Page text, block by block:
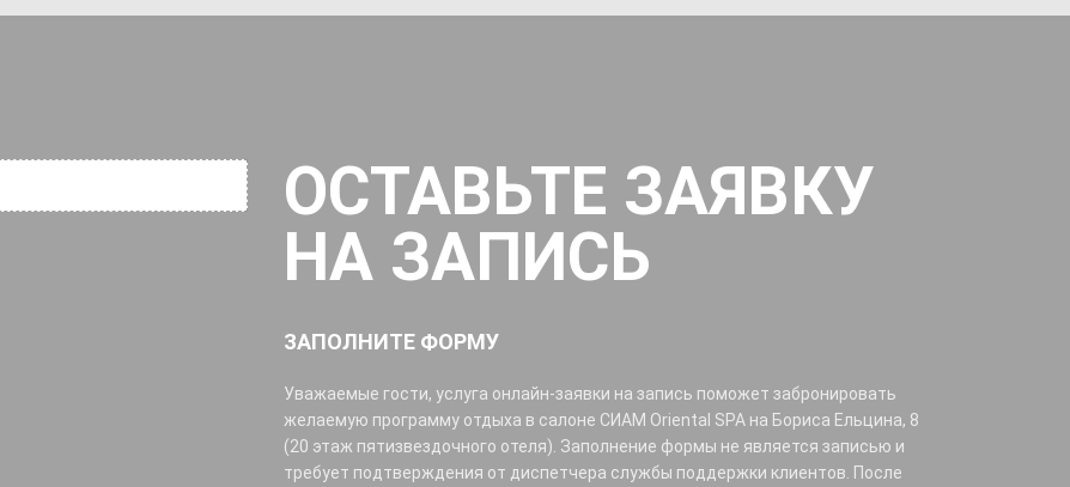
ОСТАВЬТЕ ЗАЯВКУ
НА ЗАПИСЬ
ЗАПОЛНИТЕ ФОРМУ
Уважаемые гости, услуга онлайн-заявки на запись поможет забронировать
желаемую программу отдыха в салоне СИАМ Oriental SPA на Бориса Ельцина, 8
(20 этаж пятизвездочного отеля). Заполнение формы не является записью и
требует подтверждения от диспетчера службы поддержки клиентов. После